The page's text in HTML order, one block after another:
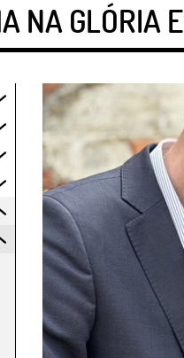
NA GLÓRIA